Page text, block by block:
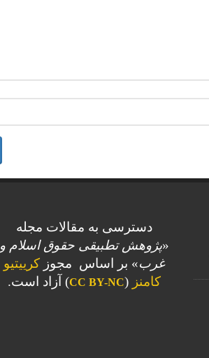
دسترسی به مقالات مجله
«پژوهش تطبیقی حقوق اسلام و
غرب» بر اساس مجوز کرییتیو
کامنز (
CC BY-NC) آزاد است.